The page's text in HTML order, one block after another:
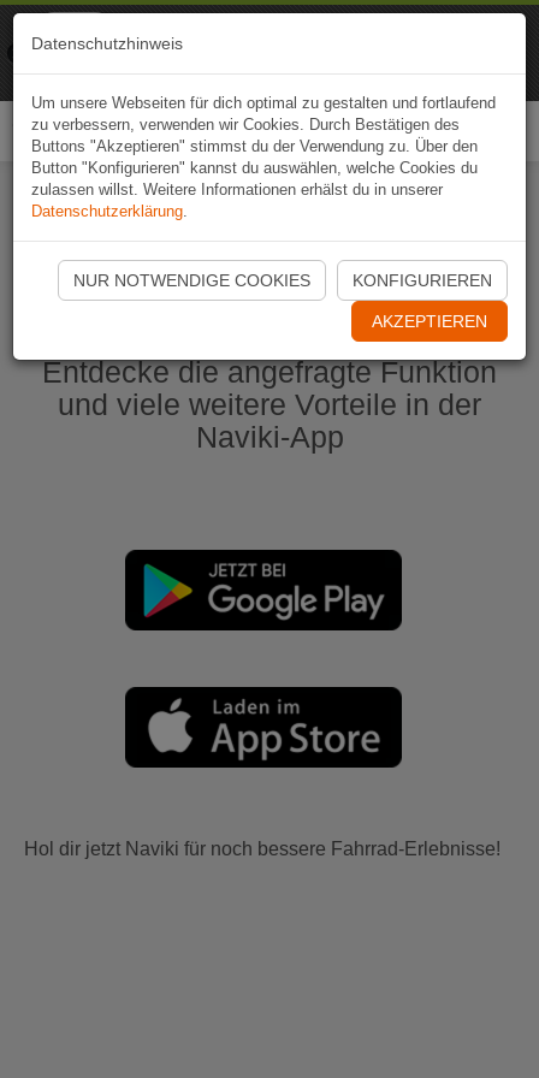
Naviki App jetzt öffnen
Entdecke die angefragte Funktion
und viele weitere Vorteile in der
Naviki-App
Hol dir jetzt Naviki für noch bessere Fahrrad-Erlebnisse!
Datenschutzhinweis
Um unsere Webseiten für dich optimal zu gestalten und fortlaufend
zu verbessern, verwenden wir Cookies. Durch Bestätigen des
Buttons "Akzeptieren" stimmst du der Verwendung zu. Über den
Button "Konfigurieren" kannst du auswählen, welche Cookies du
zulassen willst. Weitere Informationen erhälst du in unserer
Datenschutzerklärung.
NUR NOTWENDIGE COOKIES KONFIGURIEREN
AKZEPTIEREN
Naviki